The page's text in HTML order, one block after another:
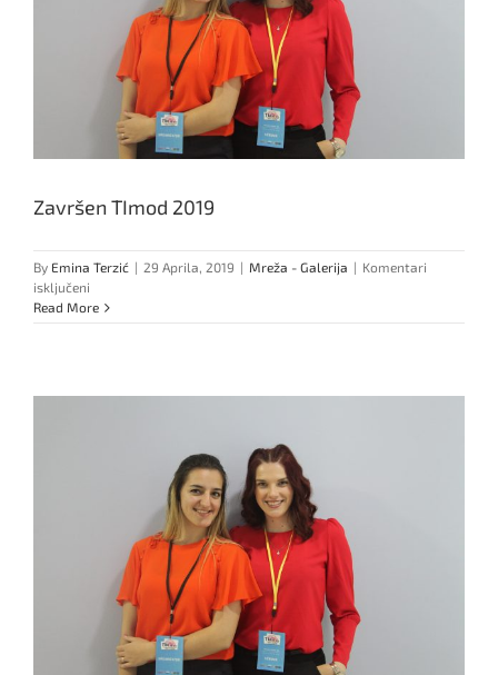
Završen TImod 2019
By Emina Terzić | 29 Aprila, 2019 | Mreža - Galerija | Komentari
isključeni
Završen
TImod
Read More